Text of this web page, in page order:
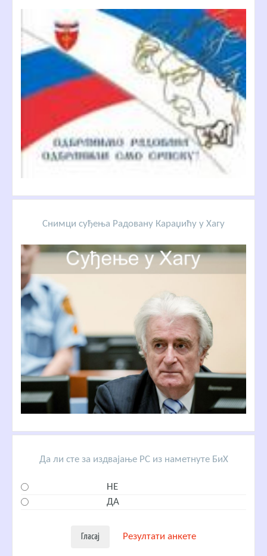
Снимци суђења Радовану Караџићу у Хагу
Да ли сте за издвајање РС из наметнуте БиХ
НЕ
ДА
Резултати анкете